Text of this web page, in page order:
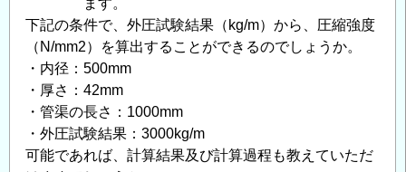
化
の
扱
い
（樋
門
設
ます。
下記の条件で、外圧試験結果（kg/m）から、圧縮強度
（N/mm2）を算出することができるのでしょうか。
・内径：500mm
・厚さ：42mm
・管渠の長さ：1000mm
・外圧試験結果：3000kg/m
可能であれば、計算結果及び計算過程も教えていただ